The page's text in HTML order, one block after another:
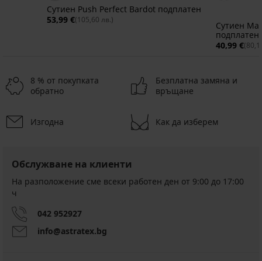
Сутиен Push Perfect Bardot подплатен
53,99 €(105,60 лв.)
Сутиен
подплатен
40,99 €
8 % от покупката
обратно
Безплатна замяна и
връщане
Изгодна Как да изберем
Обслужване на клиенти
На разположение сме всеки работен ден от 9:00 до 17:00
ч
042 952927
info@astratex.bg